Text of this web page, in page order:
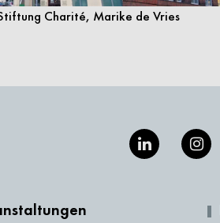
Charité, Marike de Vries